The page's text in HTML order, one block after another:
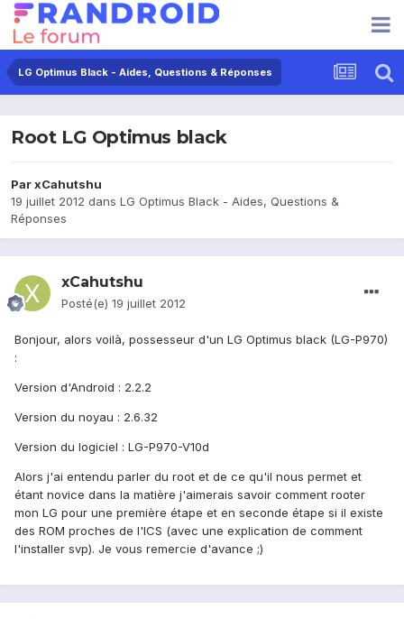
LG Optimus Black - Aides, Questions & Réponses
Root LG Optimus black
ParxCahutshu
19 juillet 2012 dans LG Optimus Black - Aides, Questions &
Réponses
xCahutshu
Posté(e) 19 juillet 2012
Bonjour, alors voilà, possesseur d'un LG Optimus black (LG-P970)
:
Version d'Android : 2.2.2
Version du noyau : 2.6.32
Version du logiciel : LG-P970-V10d
Alors j'ai entendu parler du root et de ce qu'il nous permet et
étant novice dans la matière j'aimerais savoir comment rooter
mon LG pour une première étape et en seconde étape si il existe
des ROM proches de l'ICS (avec une explication de comment
l'installer svp). Je vous remercie d'avance ;)